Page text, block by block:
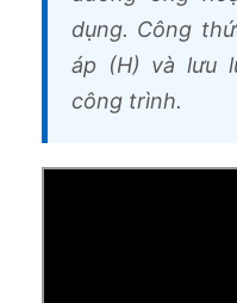
dụng. Công
áp (H) và lưu
công trình.